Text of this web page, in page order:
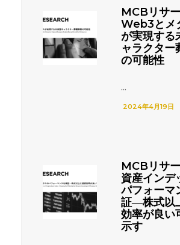
MCBリサー
Web3とメ
が実現する
ャラクター
の可能性
...
2024年4月19日
MCBリサ
資産インデ
パフォーマ
証―株式以
効率が良い
示す